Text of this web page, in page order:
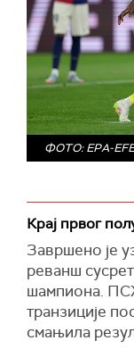
ФОТО: EPA-
Крај првог
Завршено је
реванш
шампиона.
транзиције
смањила